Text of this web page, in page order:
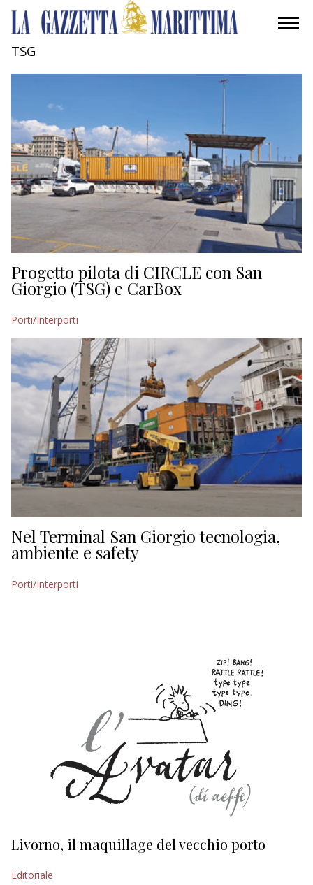
INDUSTRIA
RICERCA
ECONOMIA
TURISMO
CULTURA
NAUTICA
EDITORIALI
TSG
Progetto pilota di CIRCLE con San
Giorgio (TSG) e CarBox
Porti/Interporti
Nel Terminal San Giorgio tecnologia,
ambiente e safety
Porti/Interporti
Livorno, il maquillage del vecchio porto
Editoriale